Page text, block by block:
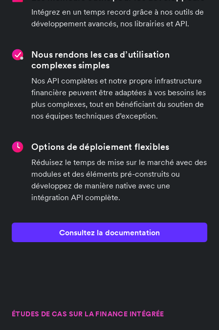
Intégrez en un temps record grâce à nos outils de
développement avancés, nos librairies et API.
Nous rendons les cas d’utilisation
complexes simples
Nos API complètes et notre propre infrastructure
financière peuvent être adaptées à vos besoins les
plus complexes, tout en bénéficiant du soutien de
nos équipes techniques d’exception.
Options de déploiement flexibles
Réduisez le temps de mise sur le marché avec des
modules et des éléments pré-construits ou
développez de manière native avec une
intégration API complète.
Consultez la documentation
ÉTUDES DE CAS SUR LA FINANCE INTÉGRÉE